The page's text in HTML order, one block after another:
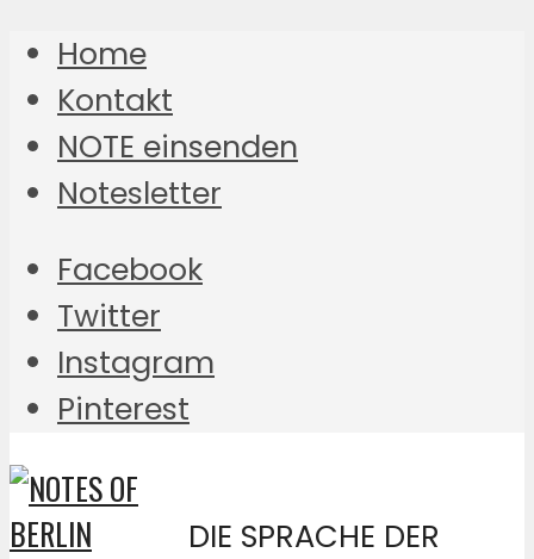
Home
Kontakt
NOTE einsenden
Notesletter
Facebook
Twitter
Instagram
Pinterest
DIE SPRACHE DER